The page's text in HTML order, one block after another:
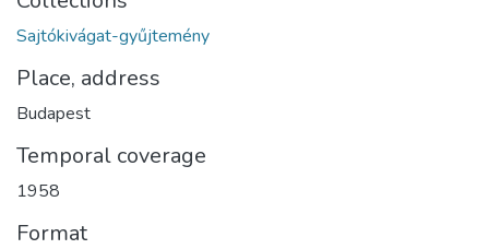
Sajtókivágat-gyűjtemény
Place, address
Budapest
Temporal coverage
1958
Format